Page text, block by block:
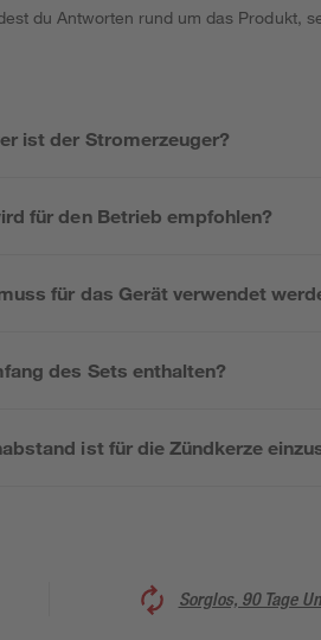
du Antworten rund um das Produkt,
ist der Stromerzeuger?
für den Betrieb empfohlen?
für das Gerät verwendet
des Sets enthalten?
ist für die Zündkerze
Sorglos, 90 Tage